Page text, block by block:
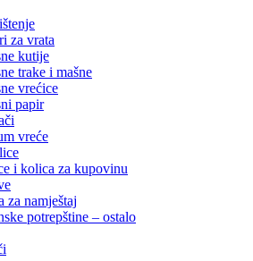
za vrata
kutije
trake i mašne
vrećice
papir
vreće
i kolica za kupovinu
za namještaj
potrepštine – ostalo